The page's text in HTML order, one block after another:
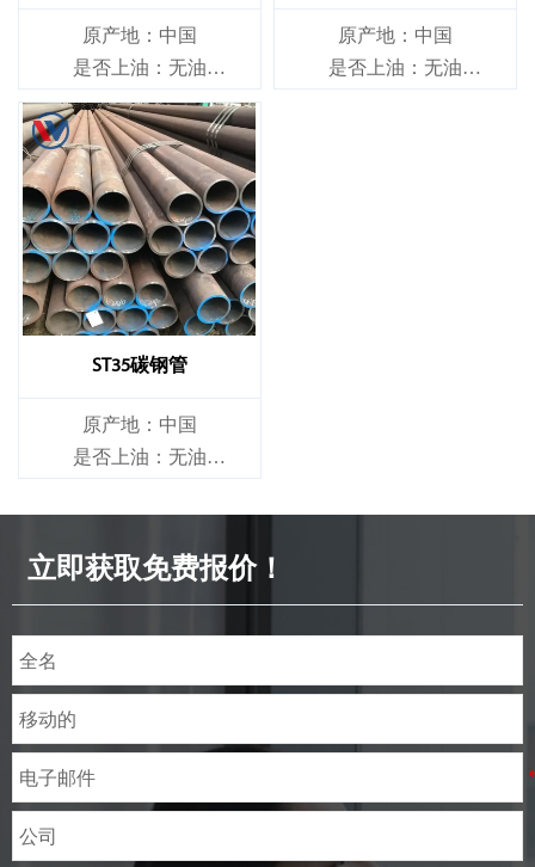
原产地：中国
是否上油：无油
是否合金：非合金
原产地：中国
是否上油：无油
ST35碳钢管
原产地：中国
是否上油：无油
立即获取免费报价！